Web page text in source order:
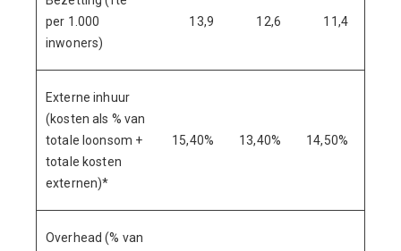
per 1.000
inwoners)
13,9 12,6 11,4
Externe inhuur
(kosten als % van
totale loonsom +
totale kosten
externen)*
15,40% 13,40% 14,50%
Overhead (% van